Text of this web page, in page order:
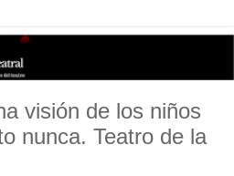
visión de los niños
nunca. Teatro de la